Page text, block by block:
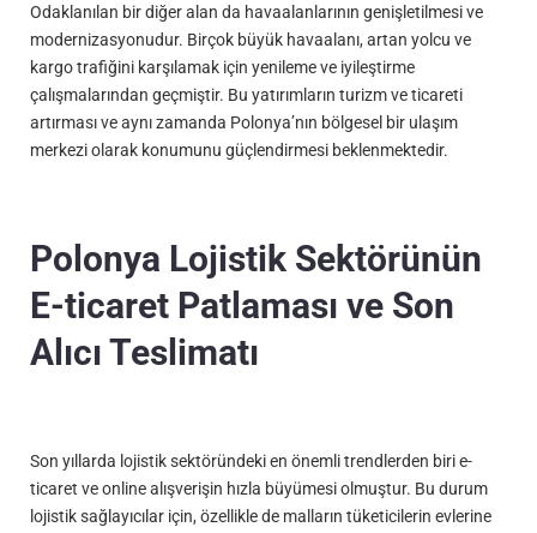
Odaklanılan bir diğer alan da havaalanlarının genişletilmesi ve
modernizasyonudur. Birçok büyük havaalanı, artan yolcu ve
kargo trafiğini karşılamak için yenileme ve iyileştirme
çalışmalarından geçmiştir. Bu yatırımların turizm ve ticareti
artırması ve aynı zamanda Polonya’nın bölgesel bir ulaşım
merkezi olarak konumunu güçlendirmesi beklenmektedir.
Polonya Lojistik Sektörünün
E-ticaret Patlaması ve Son
Alıcı Teslimatı
Son yıllarda lojistik sektöründeki en önemli trendlerden biri e-
ticaret ve online alışverişin hızla büyümesi olmuştur. Bu durum
lojistik sağlayıcılar için, özellikle de malların tüketicilerin evlerine